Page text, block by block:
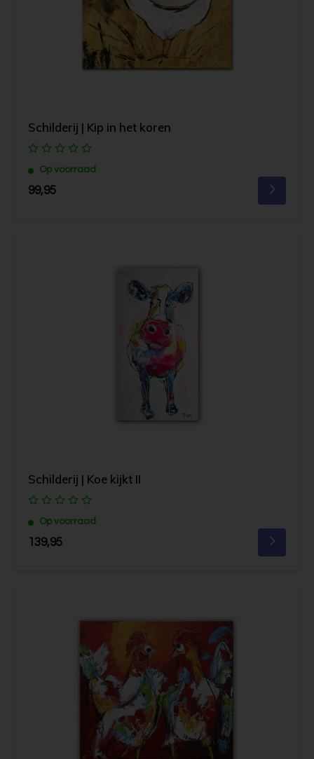
Schilderij | Kip in het koren
Op voorraad
99,95
Schilderij | Koe kijkt II
Op voorraad
139,95